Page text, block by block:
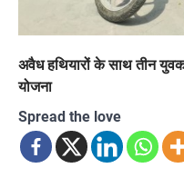
अवैध हथियारों के साथ तीन
योजना
Spread the love